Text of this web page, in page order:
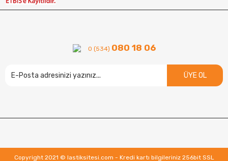
0 (534) 080 18 06
ÜYE OL
Copyright 2021 © lastiksitesi.com - Kredi kartı bilgileriniz 256bit SSL